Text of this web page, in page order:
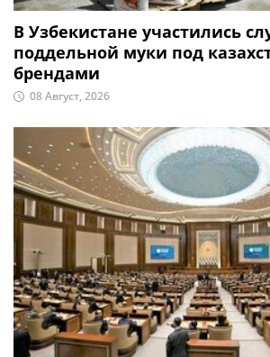
В Узбекистане участились
поддельной муки под
брендами
08 Август, 2026